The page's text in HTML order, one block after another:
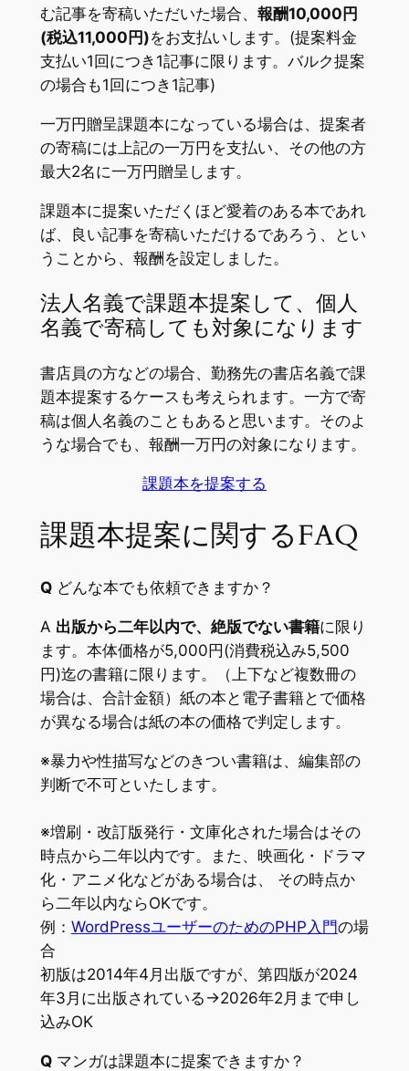
む記事を寄稿いただいた場合、 報酬10,000円
(税込11,000円)をお支払いします。(提案料金
支払い1回につき1記事に限ります。バルク提案
の場合も1回につき1記事)
一万円贈呈課題本になっている場合は、提案者
の寄稿には上記の一万円を支払い、その他の方
最大2名に一万円贈呈します。
課題本に提案いただくほど愛着のある本であれ
ば、良い記事を寄稿いただけるであろう、とい
うことから、報酬を設定しました。
法人名義で課題本提案して、個人
名義で寄稿しても対象になります
書店員の方などの場合、勤務先の書店名義で課
題本提案するケースも考えられます。一方で寄
稿は個人名義のこともあると思います。そのよ
うな場合でも、報酬一万円の対象になります。
課題本を提案する
課題本提案に関するFAQ
Qどんな本でも依頼できますか？
A 出版から二年以内で、絶版でない書籍に限り
ます。本体価格が5,000円(消費税込み5,500
円)迄の書籍に限ります。（上下など複数冊の
場合は、合計金額）紙の本と電子書籍とで価格
が異なる場合は紙の本の価格で判定します。
※暴力や性描写などのきつい書籍は、編集部の
判断で不可といたします。
※増刷・改訂版発行・文庫化された場合はその
時点から二年以内です。また、映画化・ドラマ
化・アニメ化などがある場合は、 その時点か
ら二年以内ならOKです。
例： WordPressユーザーのためのPHP入門の場
合
初版は2014年4月出版ですが、第四版が2024
年3月に出版されている→2026年2月まで申し
込みOK
Qマンガは課題本に提案できますか？